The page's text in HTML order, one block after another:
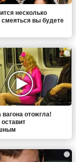
несколько
смеяться вы будете
i
вагона отожгла!
i